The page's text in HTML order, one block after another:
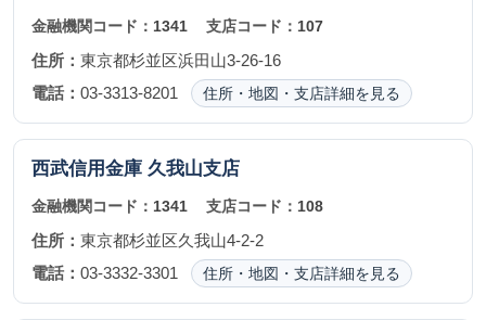
金融機関コード： 1341 支店コード： 107
住所： 東京都杉並区浜田山3-26-16
電話： 03-3313-8201 住所・地図・支店詳細を見る
西武信用金庫 久我山支店
金融機関コード： 1341 支店コード： 108
住所： 東京都杉並区久我山4-2-2
電話： 03-3332-3301 住所・地図・支店詳細を見る